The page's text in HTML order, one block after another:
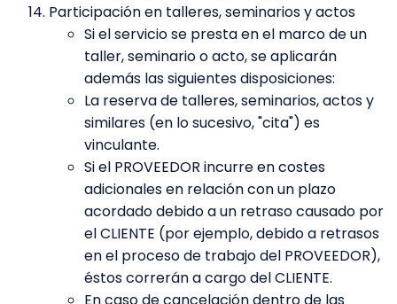
Participación en talleres, seminarios y actos
Si el servicio se presta en el marco de un
taller, seminario o acto, se aplicarán
además las siguientes disposiciones:
La reserva de talleres, seminarios, actos y
similares (en lo sucesivo, "cita") es
vinculante.
Si el PROVEEDOR incurre en costes
adicionales en relación con un plazo
acordado debido a un retraso causado por
el CLIENTE (por ejemplo, debido a retrasos
en el proceso de trabajo del PROVEEDOR),
éstos correrán a cargo del CLIENTE.